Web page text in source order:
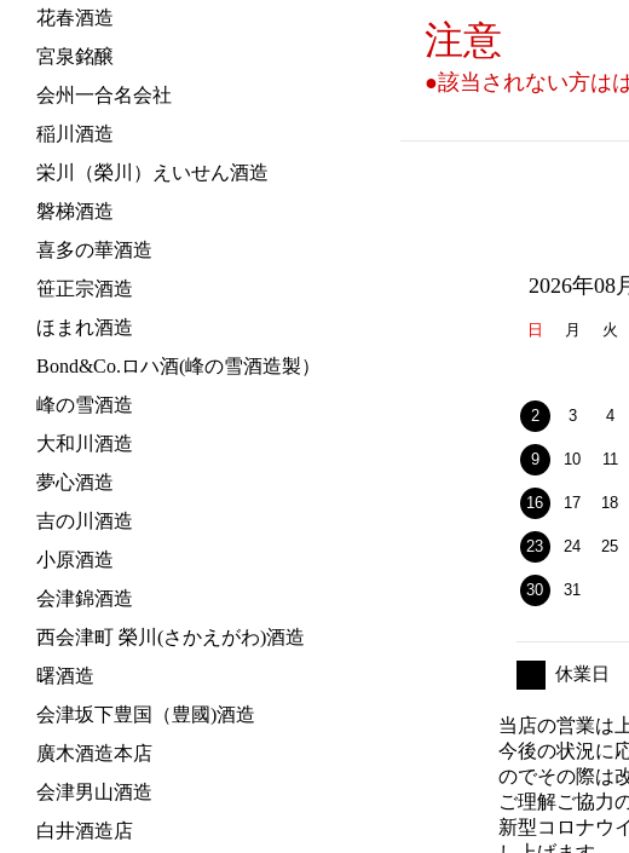
花春酒造
宮泉銘醸
会州一合名会社
稲川酒造
栄川（榮川）えいせん酒造
磐梯酒造
喜多の華酒造
笹正宗酒造
ほまれ酒造
Bond&Co.ロハ酒(峰の雪酒造製）
峰の雪酒造
大和川酒造
夢心酒造
吉の川酒造
小原酒造
会津錦酒造
西会津町 榮川(さかえがわ)酒造
曙酒造
会津坂下豊国（豊國)酒造
廣木酒造本店
会津男山酒造
白井酒造店
注意
●該当されない方は
2026年08
日 月 火
2 3 4
9 10 11
16 17 18
23 24 25
30 31
休業日
当店の営業は
今後の状況に
のでその際は
ご理解ご協力
新型コロナウ